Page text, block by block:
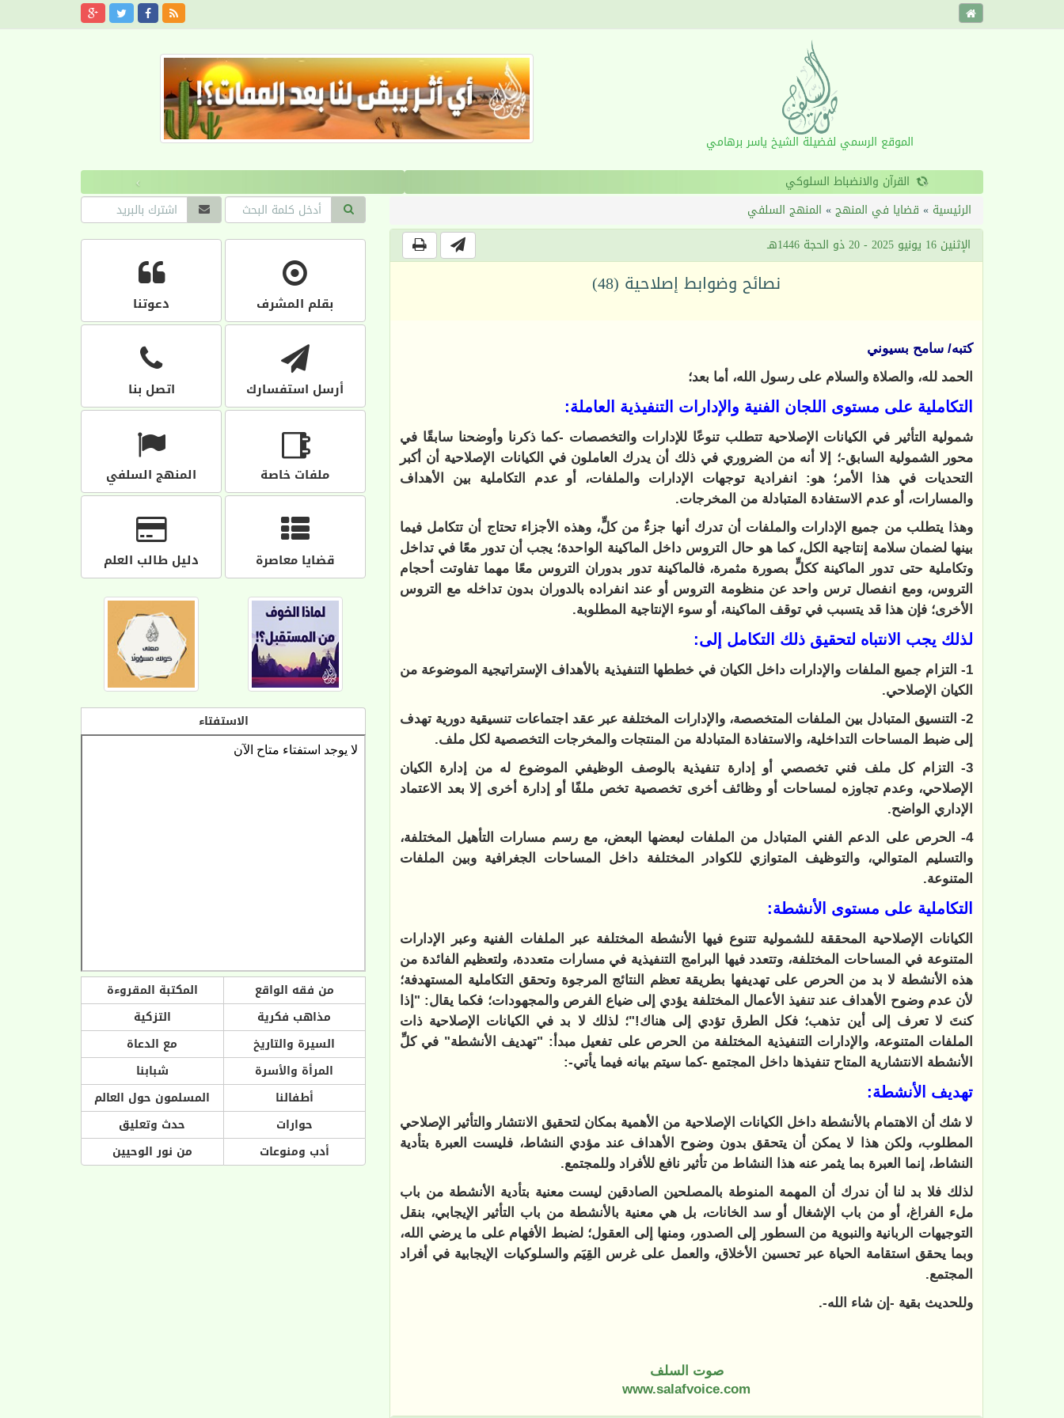
الموقع الرسمي لفضيلة الشيخ ياسر برهامي
‹
›
الرئيسية » قضايا في المنهج» المنهج السلفي
الإثنين 16 يونيو 2025 - 20 ذو الحجة 1446هـ
نصائح وضوابط إصلاحية (48)
كتبه/ سامح بسيوني
الحمد لله، والصلاة والسلام على رسول الله، أما بعد؛
التكاملية على مستوى اللجان الفنية والإدارات التنفيذية العاملة:
شمولية التأثير في الكيانات الإصلاحية تتطلب تنوعًا للإدارات والتخصصات -كما ذكرنا وأوضحنا سابقًا في
محور الشمولية السابق-؛ إلا أنه من الضروري في ذلك أن يدرك العاملون في الكيانات الإصلاحية أن أكبر
التحديات في هذا الأمر؛ هو: انفرادية توجهات الإدارات والملفات، أو عدم التكاملية بين الأهداف
والمسارات، أو عدم الاستفادة المتبادلة من المخرجات.
وهذا يتطلب من جميع الإدارات والملفات أن تدرك أنها جزءٌ من كلٍّ، وهذه الأجزاء تحتاج أن تتكامل فيما
بينها لضمان سلامة إنتاجية الكل، كما هو حال التروس داخل الماكينة الواحدة؛ يجب أن تدور معًا في تداخل
وتكاملية حتى تدور الماكينة ككلٍّ بصورة مثمرة، فالماكينة تدور بدوران التروس معًا مهما تفاوتت أحجام
التروس، ومع انفصال ترس واحد عن منظومة التروس أو عند انفراده بالدوران بدون تداخله مع التروس
الأخرى؛ فإن هذا قد يتسبب في توقف الماكينة، أو سوء الإنتاجية المطلوبة.
لذلك يجب الانتباه لتحقيق ذلك التكامل إلى:
1- التزام جميع الملفات والإدارات داخل الكيان في خططها التنفيذية بالأهداف الإستراتيجية الموضوعة من
الكيان الإصلاحي.
2- التنسيق المتبادل بين الملفات المتخصصة، والإدارات المختلفة عبر عقد اجتماعات تنسيقية دورية تهدف
إلى ضبط المساحات التداخلية، والاستفادة المتبادلة من المنتجات والمخرجات التخصصية لكل ملف.
3- التزام كل ملف فني تخصصي أو إدارة تنفيذية بالوصف الوظيفي الموضوع له من إدارة الكيان
الإصلاحي، وعدم تجاوزه لمساحات أو وظائف أخرى تخصصية تخص ملفًا أو إدارة أخرى إلا بعد الاعتماد
الإداري الواضح.
4- الحرص على الدعم الفني المتبادل من الملفات لبعضها البعض، مع رسم مسارات التأهيل المختلفة،
والتسليم المتوالي، والتوظيف المتوازي للكوادر المختلفة داخل المساحات الجغرافية وبين الملفات
المتنوعة.
التكاملية على مستوى الأنشطة:
الكيانات الإصلاحية المحققة للشمولية تتنوع فيها الأنشطة المختلفة عبر الملفات الفنية وعبر الإدارات
المتنوعة في المساحات المختلفة، وتتعدد فيها البرامج التنفيذية في مسارات متعددة، ولتعظيم الفائدة من
هذه الأنشطة لا بد من الحرص على تهديفها بطريقة تعظم النتائج المرجوة وتحقق التكاملية المستهدفة؛
لأن عدم وضوح الأهداف عند تنفيذ الأعمال المختلفة يؤدي إلى ضياع الفرص والمجهودات؛ فكما يقال: "إذا
كنتَ لا تعرف إلى أين تذهب؛ فكل الطرق تؤدي إلى هناك!"؛ لذلك لا بد في الكيانات الإصلاحية ذات
الملفات المتنوعة، والإدارات التنفيذية المختلفة من الحرص على تفعيل مبدأ: "تهديف الأنشطة" في كلِّ
الأنشطة الانتشارية المتاح تنفيذها داخل المجتمع -كما سيتم بيانه فيما يأتي-:
تهديف الأنشطة:
لا شك أن الاهتمام بالأنشطة داخل الكيانات الإصلاحية من الأهمية بمكان لتحقيق الانتشار والتأثير الإصلاحي
المطلوب، ولكن هذا لا يمكن أن يتحقق بدون وضوح الأهداف عند مؤدي النشاط، فليست العبرة بتأدية
النشاط، إنما العبرة بما يثمر عنه هذا النشاط من تأثير نافع للأفراد وللمجتمع.
لذلك فلا بد لنا أن ندرك أن المهمة المنوطة بالمصلحين الصادقين ليست معنية بتأدية الأنشطة من باب
ملء الفراغ، أو من باب الإشغال أو سد الخانات، بل هي معنية بالأنشطة من باب التأثير الإيجابي، بنقل
التوجيهات الربانية والنبوية من السطور إلى الصدور، ومنها إلى العقول؛ لضبط الأفهام على ما يرضي الله،
وبما يحقق استقامة الحياة عبر تحسين الأخلاق، والعمل على غرس القِيَم والسلوكيات الإيجابية في أفراد
المجتمع.
وللحديث بقية -إن شاء الله-.
صوت السلف
www.salafvoice.com
بقلم المشرف دعوتنا
أرسل استفسارك اتصل بنا
ملفات خاصة المنهج السلفي
قضايا معاصرة دليل طالب العلم
الاستفتاء
من فقه الواقع
المكتبة المقروءة
مذاهب فكرية
التزكية
السيرة والتاريخ
مع الدعاة
المرأة والأسرة
شبابنا
أطفالنا
المسلمون حول العالم
حوارات
حدث وتعليق
أدب ومنوعات
من نور الوحيين